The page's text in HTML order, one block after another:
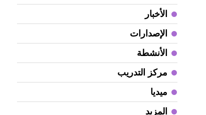
الأخبار
الإصدارات
الأنشطة
مركز التدريب
ميديا
المزيد